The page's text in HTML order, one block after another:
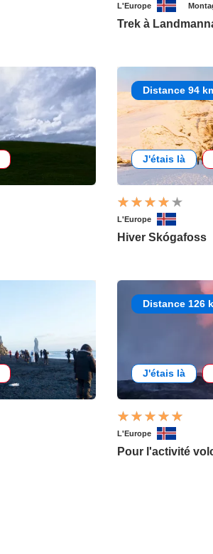
L'Europe
Trek à
Distance 94
J'étais là
L'Europe
Hiver Skógafoss
Distance 126
J'étais là
L'Europe
Pour l'activité